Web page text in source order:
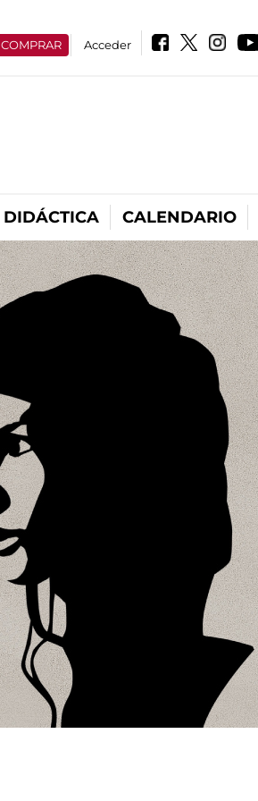
COMPRAR Acceder
DIDÁCTICA CALENDARIO